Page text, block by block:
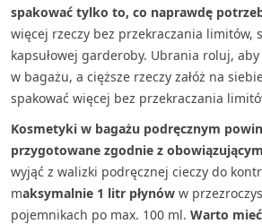
spakować tylko to, co naprawdę
więcej rzeczy bez przekraczania limitów,
kapsułowej garderoby. Ubrania roluj,
w bagażu, a cięższe rzeczy załóż na
spakować więcej bez przekraczania
Kosmetyki w bagażu podręcznym
przygotowane zgodnie z
wyjąć z walizki podręcznej cieczy do
maksymalnie 1 litr płynów w
pojemnikach po max. 100 ml. Warto